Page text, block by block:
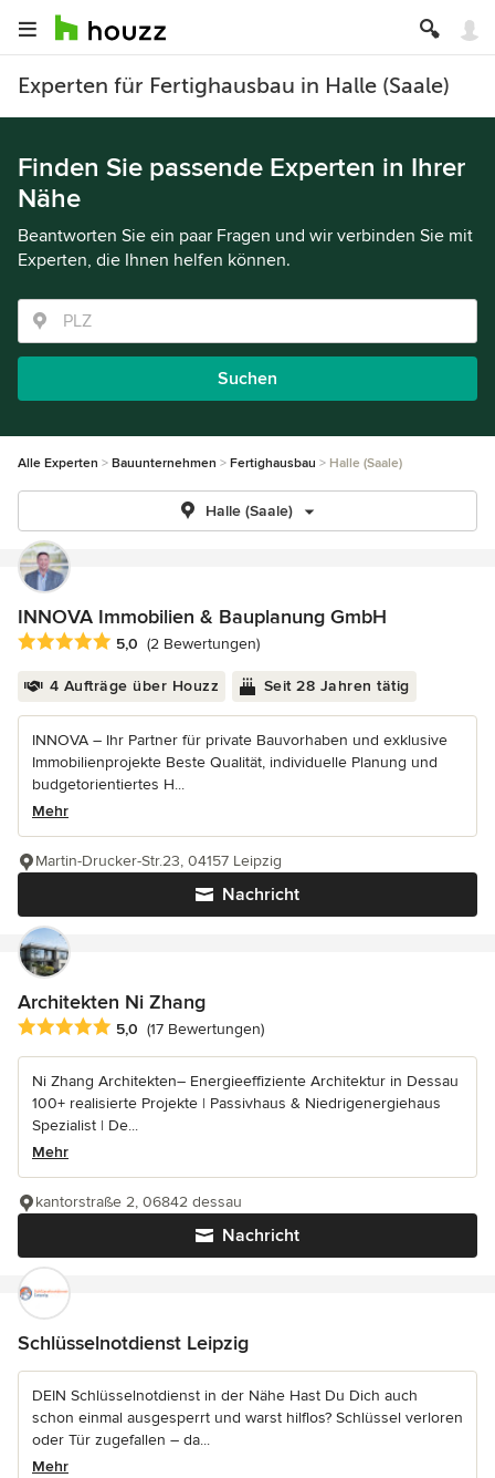
Experten für Fertighausbau in Halle (Saale)
Finden Sie passende Experten in Ihrer
Nähe
Beantworten Sie ein paar Fragen und wir verbinden Sie mit
Experten, die Ihnen helfen können.
Suchen
Alle Experten Bauunternehmen Fertighausbau Halle (Saale)
Halle (Saale)
INNOVA Immobilien & Bauplanung GmbH
Durchschnittliche Bewertung: 5 von 5 Sternen
5,0 (2 Bewertungen)
4 Aufträge über Houzz Seit 28 Jahren tätig
INNOVA – Ihr Partner für private Bauvorhaben und exklusive
Immobilienprojekte Beste Qualität, individuelle Planung und
budgetorientiertes H...
Mehr
Nachricht
Martin-Drucker-Str.23, 04157 Leipzig
Architekten Ni Zhang
Durchschnittliche Bewertung: 5 von 5 Sternen
5,0 (17 Bewertungen)
Ni Zhang Architekten– Energieeffiziente Architektur in Dessau
100+ realisierte Projekte | Passivhaus & Niedrigenergiehaus
Spezialist | De...
Mehr
Nachricht
kantorstraße 2, 06842 dessau
Schlüsselnotdienst Leipzig
DEIN Schlüsselnotdienst in der Nähe Hast Du Dich auch
schon einmal ausgesperrt und warst hilflos? Schlüssel verloren
oder Tür zugefallen – da...
Mehr